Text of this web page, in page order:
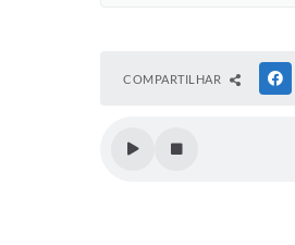
COMPARTILHAR